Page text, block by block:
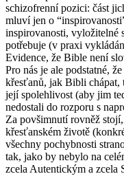
schizofrenní pozici: část
mluví jen o
inspirovanosti, vyložitelné
potřebuje (v praxi
Evidence, že Bible není
Pro nás je ale podstatné,
křesťanů, jak Bibli chápat,
její spolehlivost (aby jim
nedostali do rozporu s
Za povšimnutí rovněž
křesťanském životě
všechny pochybnosti
tak, jako by nebylo na
zcela Autentickým a